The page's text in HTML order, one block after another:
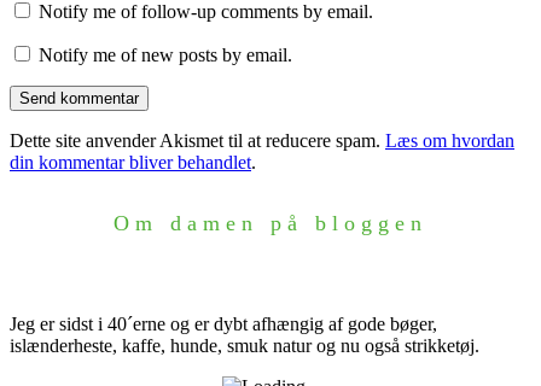
Notify me of follow-up comments by email.
Notify me of new posts by email.
Dette site anvender Akismet til at reducere spam. Læs om hvordan
din kommentar bliver behandlet.
Om damen på bloggen
Jeg er sidst i 40´erne og er dybt afhængig af gode bøger,
islænderheste, kaffe, hunde, smuk natur og nu også strikketøj.